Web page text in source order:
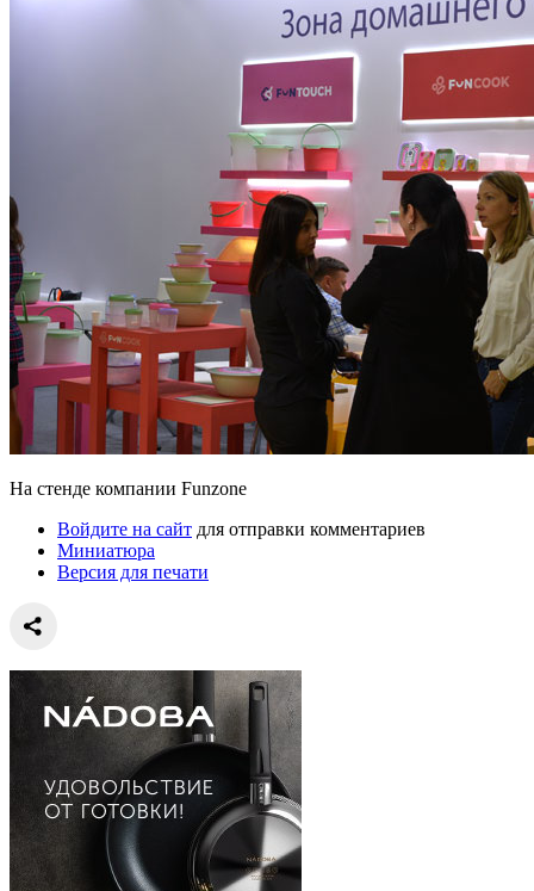
На стенде компании Funzone
Войдите на сайт для отправки комментариев
Миниатюра
Версия для печати